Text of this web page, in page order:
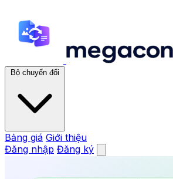
Bộ chuyển đổi
Bảng giá Giới thiệu
Đăng nhập Đăng ký